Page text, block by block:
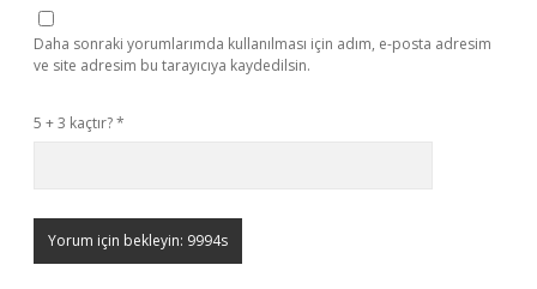
Daha sonraki yorumlarımda kullanılması için adım, e-posta adresim
ve site adresim bu tarayıcıya kaydedilsin.
5 + 3 kaçtır?*